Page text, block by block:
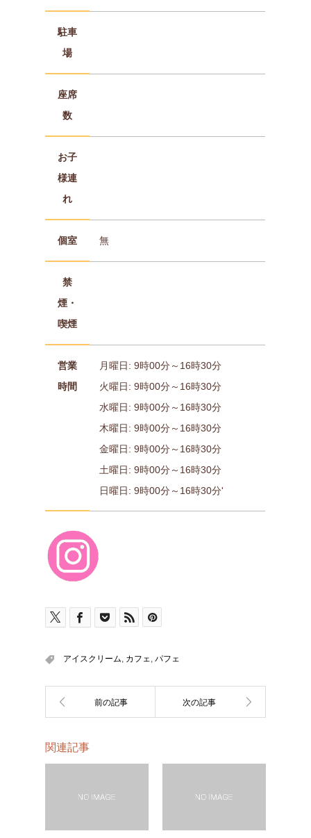
駐車
場
座席
数
お子
様連
れ
個室 無
禁
煙・
喫煙
営業
時間
月曜日: 9時00分～16時30分
火曜日: 9時00分～16時30分
水曜日: 9時00分～16時30分
木曜日: 9時00分～16時30分
金曜日: 9時00分～16時30分
土曜日: 9時00分～16時30分
日曜日: 9時00分～16時30分'
アイスクリーム, カフェ, パフェ
関連記事